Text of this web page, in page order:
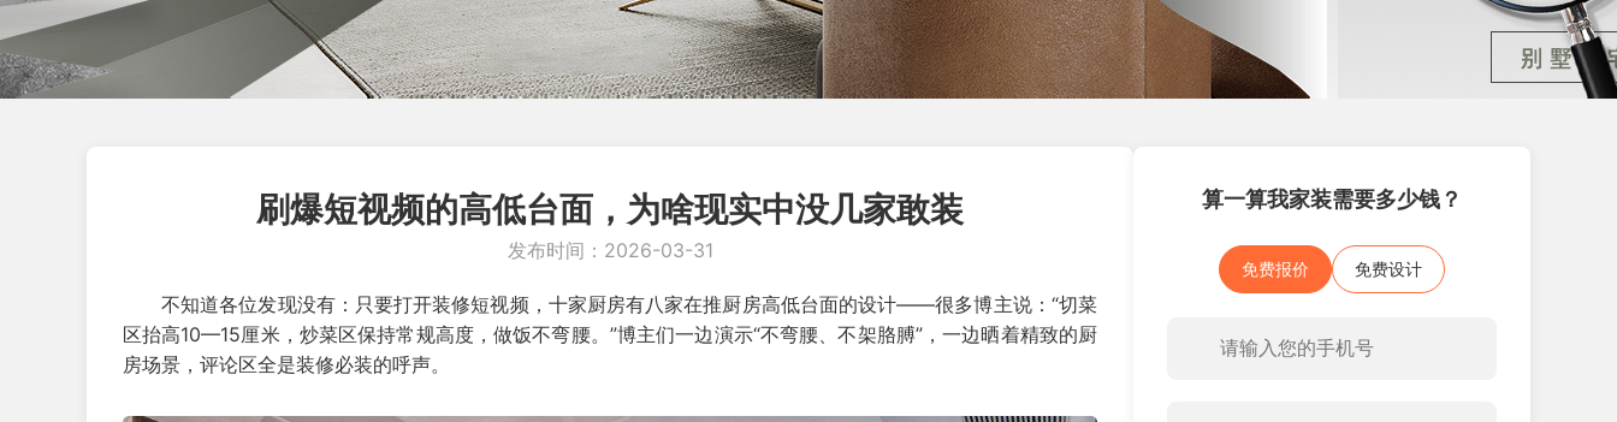
刷爆短视频的高低台面，为啥现实中没几家敢装
发布时间：2026-03-31
不知道各位发现没有：只要打开装修短视频，十家厨房有八家在推厨房高低台面的设计——很多博主说：“切菜
区抬高10—15厘米，炒菜区保持常规高度，做饭不弯腰。”博主们一边演示“不弯腰、不架胳膊”，一边晒着精致的厨
房场景，评论区全是装修必装的呼声。
算一算我家装需要多少钱？
免费报价 免费设计